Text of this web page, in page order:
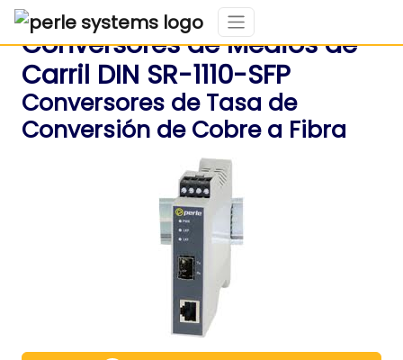
Conversores de Medios de
Carril DIN SR-1110-SFP
Conversores de Tasa de
Conversión de Cobre a Fibra